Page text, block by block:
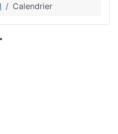
Calendrier